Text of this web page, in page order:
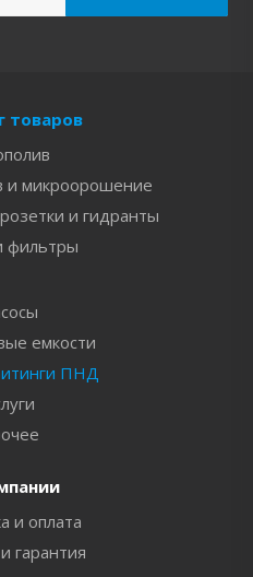
товаров
и микроорошение
и гидранты
фильтры
емкости
ПНД
и оплата
гарантия